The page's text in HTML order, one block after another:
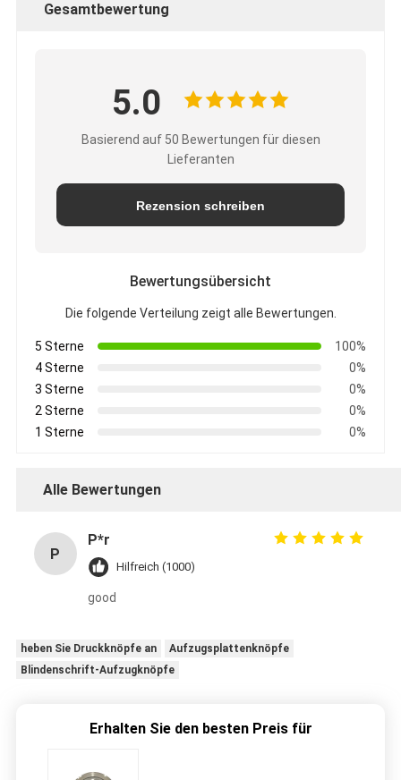
Gesamtbewertung
5.0
Basierend auf 50 Bewertungen für diesen
Lieferanten
Rezension schreiben
Bewertungsübersicht
Die folgende Verteilung zeigt alle Bewertungen.
5 Sterne
100%
4 Sterne
0%
3 Sterne
0%
2 Sterne
0%
1 Sterne
0%
Alle Bewertungen
P
P*r
Hilfreich (1000)
good
heben Sie Druckknöpfe an
Aufzugsplattenknöpfe
Blindenschrift-Aufzugknöpfe
Erhalten Sie den besten Preis für